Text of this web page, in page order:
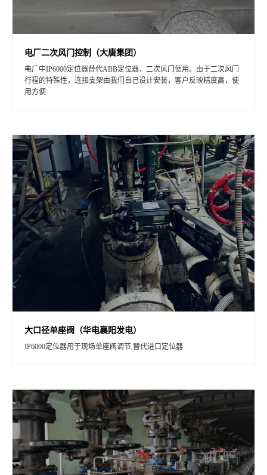
电厂二次风门控制（大唐集团）
电厂中IP6000定位器替代ABB定位器，二次风门使用。由于二次风门
行程的特殊性，连接支架由我们自己设计安装，客户反映精度高，使
用方便
大口径单座阀（华电襄阳发电）
IP6000定位器用于现场单座阀调节,替代进口定位器